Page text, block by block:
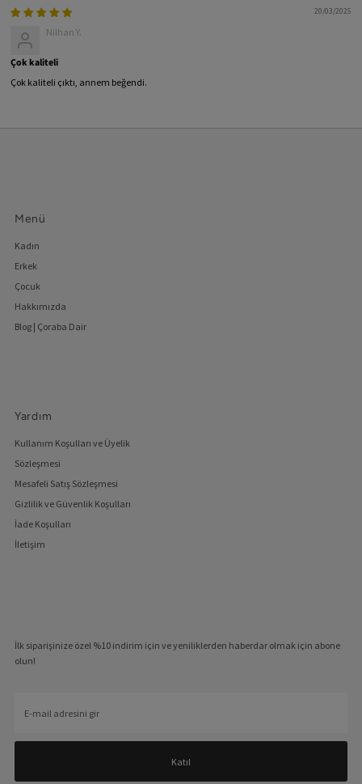
20/03/2025
Nilhan Y.
Çok kaliteli
Çok kaliteli çıktı, annem beğendi.
Menü
Kadın
Erkek
Çocuk
Hakkımızda
Blog | Çoraba Dair
Yardım
Kullanım Koşulları ve Üyelik
Sözleşmesi
Mesafeli Satış Sözleşmesi
Gizlilik ve Güvenlik Koşulları
İade Koşulları
İletişim
İlk siparişinize özel %10 indirim için ve yeniliklerden haberdar olmak için abone
olun!
mail
gir
Katıl